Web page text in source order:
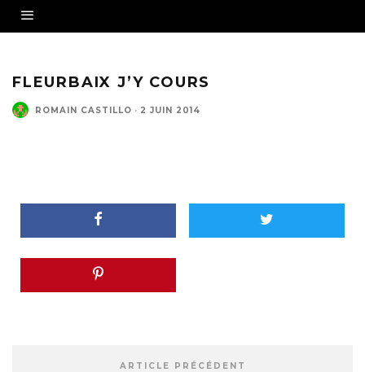
FLEURBAIX J’Y COURS
ROMAIN CASTILLO · 2 JUIN 2014
ARTICLE PRÉCÉDENT